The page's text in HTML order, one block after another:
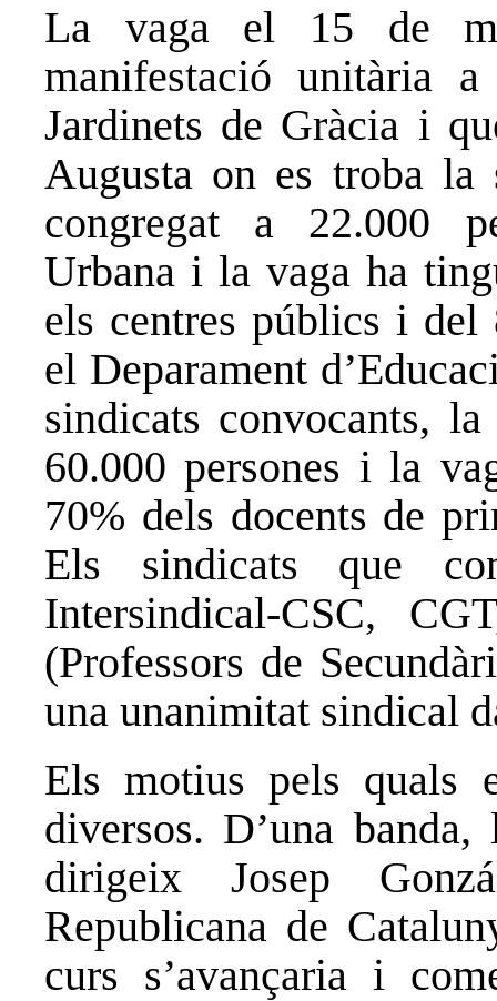
La vaga el 15 de
manifestació unitària
Jardinets de Gràcia i
Augusta on es troba la
congregat a 22.000
Urbana i la vaga ha
els centres públics i del
el Deparament
sindicats convocants,
60.000 persones i la
70% dels docents de
Els sindicats que
Intersindical-CSC,
(Professors de
una unanimitat sindical
Els motius pels quals
diversos. D’una
dirigeix Josep
Republicana de
curs s’avançaria i